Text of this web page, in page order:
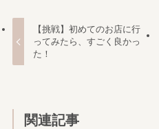
【挑戦】初めてのお店に行
ってみたら、すごく良かっ
た！
関連記事